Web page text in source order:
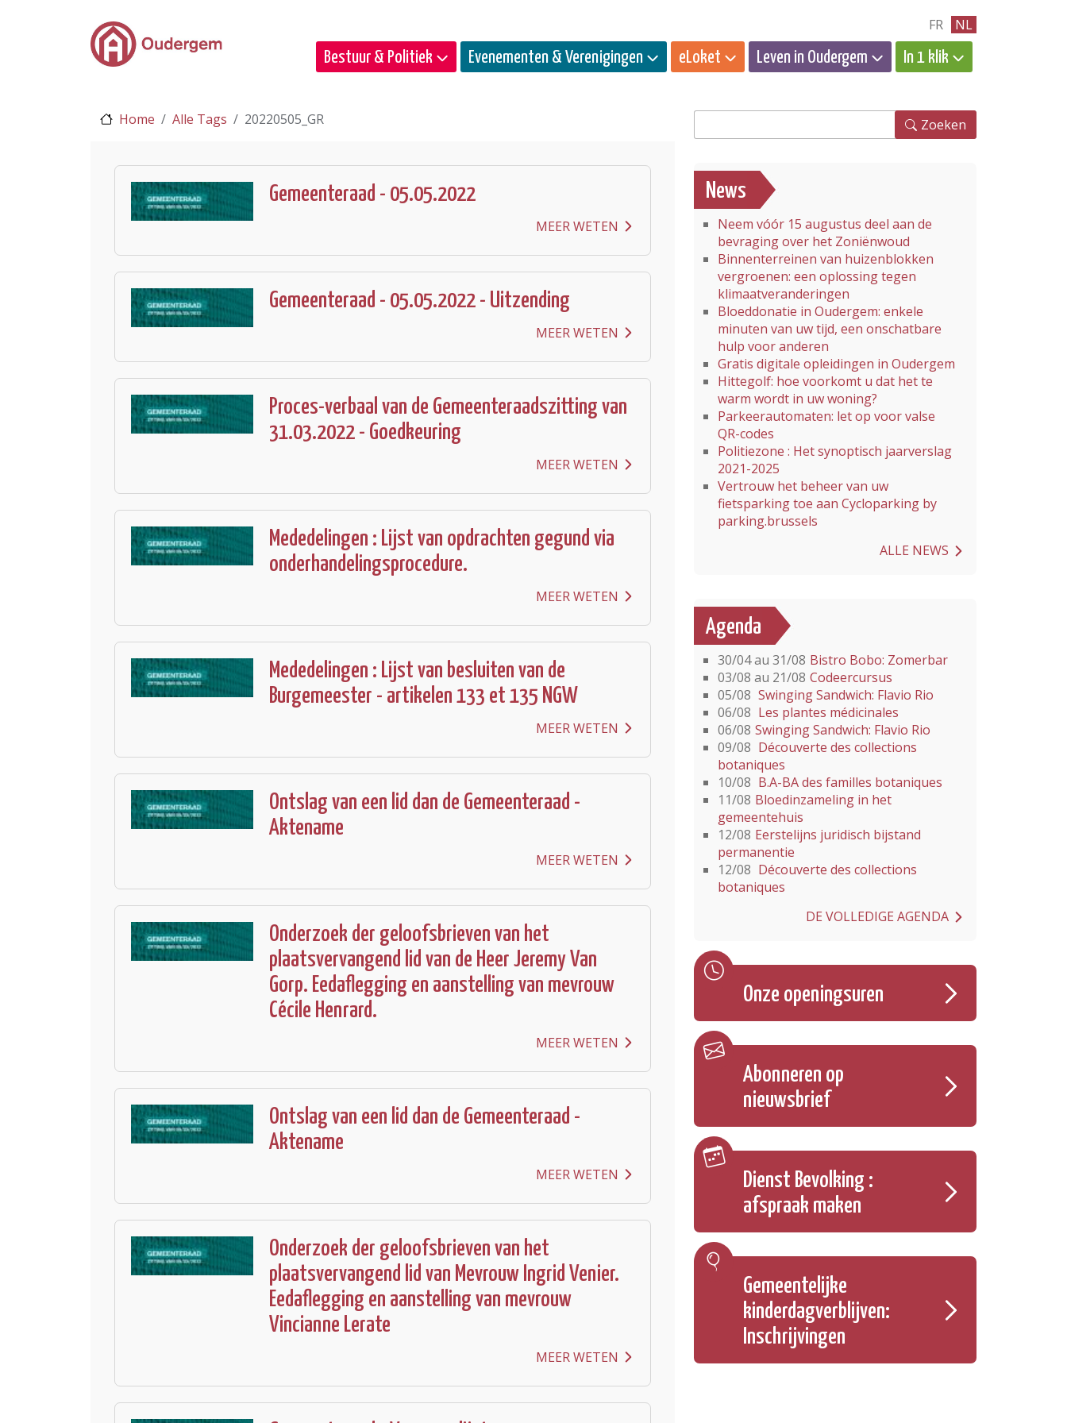
Ga naar de hoofdinhoud FR NL
Bestuur & Politiek Evenementen & Verenigingen eLoket Leven in Oudergem In 1 klik
Home Alle Tags 20220505_GR
Gemeenteraad - 05.05.2022
MEER WETEN
Gemeenteraad - 05.05.2022 - Uitzending
MEER WETEN
Proces-verbaal van de Gemeenteraadszitting van
31.03.2022 - Goedkeuring
MEER WETEN
Mededelingen : Lijst van opdrachten gegund via
onderhandelingsprocedure.
MEER WETEN
Mededelingen : Lijst van besluiten van de
Burgemeester - artikelen 133 et 135 NGW
MEER WETEN
Ontslag van een lid dan de Gemeenteraad -
Aktename
MEER WETEN
Onderzoek der geloofsbrieven van het
plaatsvervangend lid van de Heer Jeremy Van
Gorp. Eedaflegging en aanstelling van mevrouw
Cécile Henrard.
MEER WETEN
Ontslag van een lid dan de Gemeenteraad -
Aktename
MEER WETEN
Onderzoek der geloofsbrieven van het
plaatsvervangend lid van Mevrouw Ingrid Venier.
Eedaflegging en aanstelling van mevrouw
Vincianne Lerate
MEER WETEN
Zoeken
News
Neem vóór 15 augustus deel aan de
bevraging over het Zoniënwoud
Binnenterreinen van huizenblokken
vergroenen: een oplossing tegen
klimaatveranderingen
Bloeddonatie in Oudergem: enkele
minuten van uw tijd, een onschatbare
hulp voor anderen
Gratis digitale opleidingen in Oudergem
Hittegolf: hoe voorkomt u dat het te
warm wordt in uw woning?
Parkeerautomaten: let op voor valse
QR-codes
Politiezone : Het synoptisch jaarverslag
2021-2025
Vertrouw het beheer van uw
fietsparking toe aan Cycloparking by
parking.brussels
ALLE NEWS
Agenda
30/04 au 31/08 Bistro Bobo: Zomerbar
03/08 au 21/08 Codeercursus
05/08 Swinging Sandwich: Flavio Rio
06/08 Les plantes médicinales
06/08 Swinging Sandwich: Flavio Rio
09/08 Découverte des collections
botaniques
10/08 B.A-BA des familles botaniques
11/08 Bloedinzameling in het
gemeentehuis
12/08 Eerstelijns juridisch bijstand
permanentie
12/08 Découverte des collections
botaniques
DE VOLLEDIGE AGENDA
Onze openingsuren
Abonneren op
nieuwsbrief
Dienst Bevolking :
afspraak maken
Gemeentelijke
kinderdagverblijven:
Inschrijvingen